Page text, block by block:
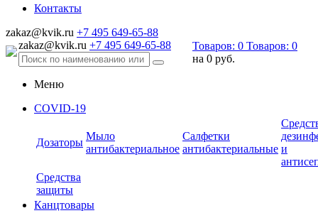
Контакты
zakaz@kvik.ru +7 495 649-65-88
zakaz@kvik.ru +7 495 649-65-88 Товаров: 0 Товаров: 0
на 0 руб.
Меню
COVID-19
Дозаторы
Мыло
антибактериальное
Салфетки
антибактериальные и
Средства
защиты
Канцтовары